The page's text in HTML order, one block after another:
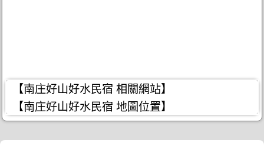
【南庄好山好水民宿 相關網站】
【南庄好山好水民宿 地圖位置】